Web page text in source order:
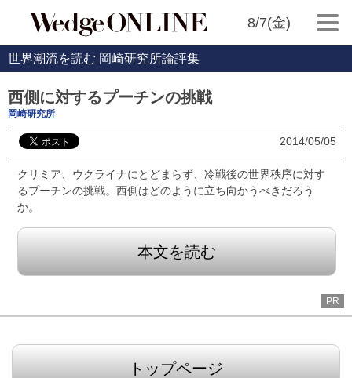
8/7(金)
世界潮流を読む 岡崎研究所論評集
西側に対するプーチンの挑戦
岡崎研究所
2014/05/05
クリミア、ウクライナにとどまらず、冷戦後の世界秩序に対す
るプーチンの挑戦。西側はどのように立ち向かうべきだろう
か。
本文を読む
PR
トップページ